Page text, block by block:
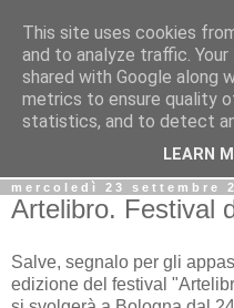
Biblio@rti in
Il Blog della Biblioteca di
informazioni iniziative incontri
mercoledì 23 settembre
Artelibro. Festival
Salve, segnalo per gli
edizione del festival
This site uses cookies
and to analyze traffic.
shared with Google along
metrics to ensure quality
statistics, and to detect
LEARN